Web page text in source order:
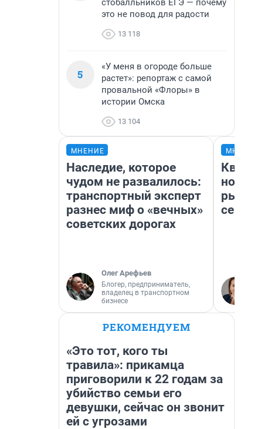
стобалльников ЕГЭ — почему
это не повод для радости
13 118
5
«У меня в огороде больше
растет»: репортаж с самой
провальной «Флоры» в
истории Омска
13 104
МНЕНИЕ
Наследие, которое
чудом не развалилось:
транспортный эксперт
разнес миф о «вечных»
советских дорогах
Олег Арефьев
Блогер, предприниматель,
владелец в транспортном
бизнесе
но
РЕКОМЕНДУЕМ
«Это тот, кого ты
травила»: прикамца
приговорили к 22 годам за
убийство семьи его
девушки, сейчас он звонит
ей с угрозами